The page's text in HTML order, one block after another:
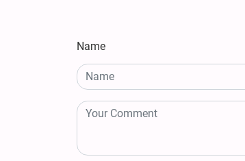
Name